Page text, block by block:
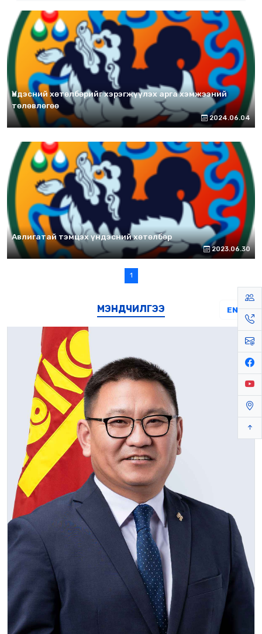
Үндэсний хөтөлбөрийг хэрэгжүүлэх арга хэмжээний
төлөвлөгөө
2024.06.04
Авлигатай тэмцэх үндэсний хөтөлбөр
2023.06.30
1
МЭНДЧИЛГЭЭ EN